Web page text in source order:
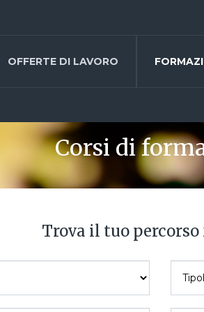
OFFERTE DI LAVORO
Corsi di
Trova il tuo